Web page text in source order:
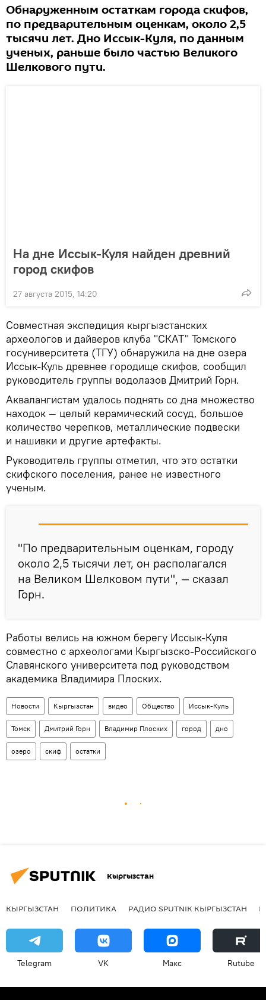
Обнаруженным остаткам города скифов,
по предварительным оценкам, около 2,5
тысячи лет. Дно Иссык-Куля, по данным
ученых, раньше было частью Великого
Шелкового пути.
На дне Иссык-Куля найден древний
город скифов
27 августа 2015, 14:20
Совместная экспедиция кыргызстанских
археологов и дайверов клуба "СКАТ" Томского
госуниверситета (ТГУ) обнаружила на дне озера
Иссык-Куль древнее городище скифов, сообщил
руководитель группы водолазов Дмитрий Горн.
Аквалангистам удалось поднять со дна множество
находок — целый керамический сосуд, большое
количество черепков, металлические подвески
и нашивки и другие артефакты.
Руководитель группы отметил, что это остатки
скифского поселения, ранее не известного
ученым.
"По предварительным оценкам, городу
около 2,5 тысячи лет, он располагался
на Великом Шелковом пути", — сказал
Горн.
Работы велись на южном берегу Иссык-Куля
совместно с археологами Кыргызско-Российского
Славянского университета под руководством
академика Владимира Плоских.
Новости Кыргызстан видео Общество Иссык-Куль
Томск Дмитрий Горн Владимир Плоских город дно
озеро скиф остатки
Кыргызстан
КЫРГЫЗСТАН ПОЛИТИКА РАДИО SPUTNIK КЫРГЫЗСТАН
Telegram VK Макс Rutube